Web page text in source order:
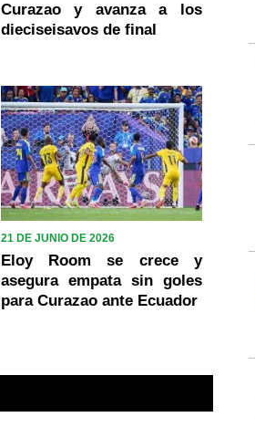
Curazao y avanza a los
dieciseisavos de final
21 DE JUNIO DE 2026
Eloy Room se crece y
asegura empata sin goles
para Curazao ante Ecuador